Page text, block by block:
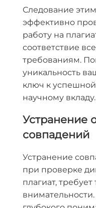
Следование
эффективно
работу на
соответствие
требованиям.
уникальность
ключ к
научному вкладу.
Устранение
совпадений
Устранение
при проверке
плагиат,